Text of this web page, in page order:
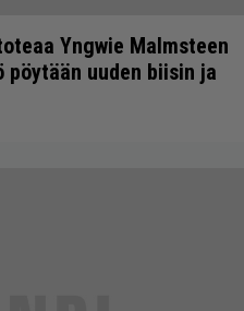
Yngwie Malmsteen
uuden biisin ja